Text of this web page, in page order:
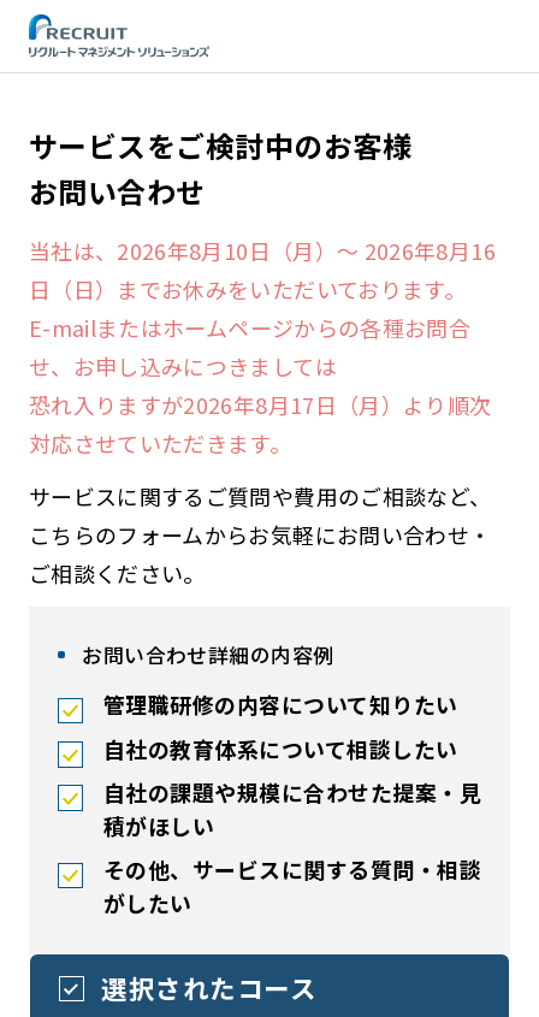
サービスをご検討中のお客様
お問い合わせ
当社は、2026年8月10日（月）～ 2026年8月16
日（日）までお休みをいただいております。
E-mailまたはホームページからの各種お問合
せ、お申し込みにつきましては
恐れ入りますが2026年8月17日（月）より順次
対応させていただきます。
サービスに関するご質問や費用のご相談など、
こちらのフォームからお気軽にお問い合わせ・
ご相談ください。
お問い合わせ詳細の内容例
管理職研修の内容について知りたい
自社の教育体系について相談したい
自社の課題や規模に合わせた提案・見
積がほしい
その他、サービスに関する質問・相談
がしたい
選択されたコース